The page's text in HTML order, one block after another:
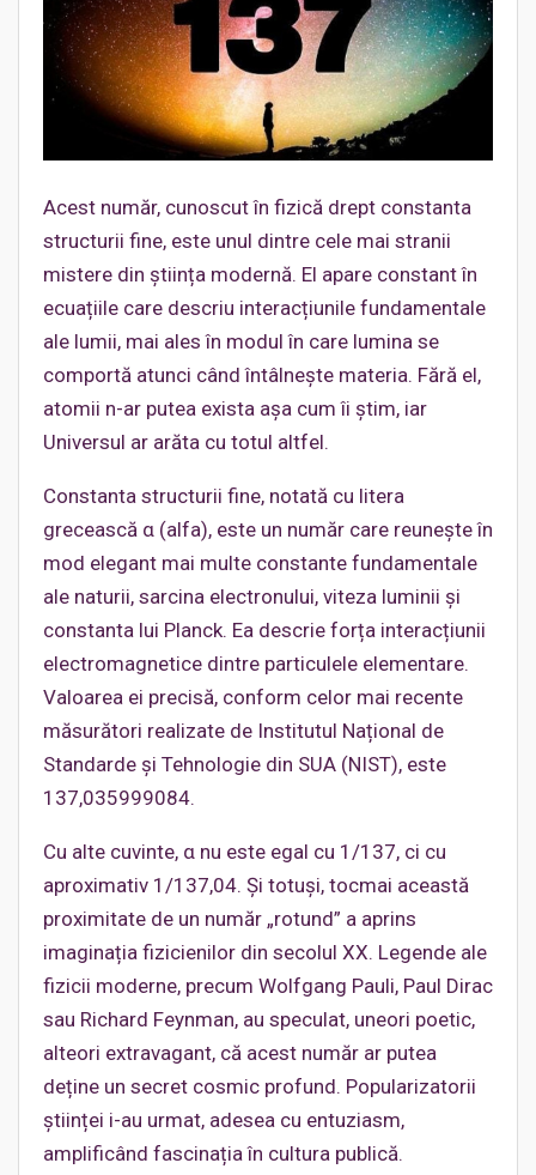
Acest număr, cunoscut în fizică drept constanta
structurii fine, este unul dintre cele mai stranii
mistere din știința modernă. El apare constant în
ecuațiile care descriu interacțiunile fundamentale
ale lumii, mai ales în modul în care lumina se
comportă atunci când întâlnește materia. Fără el,
atomii n-ar putea exista așa cum îi știm, iar
Universul ar arăta cu totul altfel.
Constanta structurii fine, notată cu litera
grecească α (alfa), este un număr care reunește în
mod elegant mai multe constante fundamentale
ale naturii, sarcina electronului, viteza luminii și
constanta lui Planck. Ea descrie forța interacțiunii
electromagnetice dintre particulele elementare.
Valoarea ei precisă, conform celor mai recente
măsurători realizate de Institutul Național de
Standarde și Tehnologie din SUA (NIST), este
137,035999084.
Cu alte cuvinte, α nu este egal cu 1/137, ci cu
aproximativ 1/137,04. Și totuși, tocmai această
proximitate de un număr „rotund” a aprins
imaginația fizicienilor din secolul XX. Legende ale
fizicii moderne, precum Wolfgang Pauli, Paul Dirac
sau Richard Feynman, au speculat, uneori poetic,
alteori extravagant, că acest număr ar putea
deține un secret cosmic profund. Popularizatorii
științei i-au urmat, adesea cu entuziasm,
amplificând fascinația în cultura publică.